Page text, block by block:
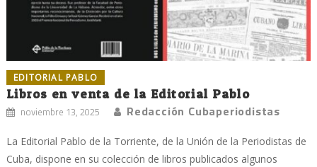
EDITORIAL PABLO
Libros en venta de la Editorial Pablo
noviembre 13, 2025 Redacción Cubaperiodistas
La Editorial Pablo de la Torriente, de la Unión de la Periodistas de
Cuba, dispone en su colección de libros publicados algunos